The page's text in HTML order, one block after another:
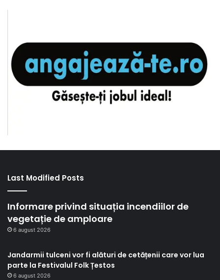
Last Modified Posts
Informare privind situația incendiilor de
vegetație de amploare
6 august 2026
Jandarmii tulceni vor fi alături de cetățenii care vor lua
parte la Festivalul Folk Țestos
6 august 2026